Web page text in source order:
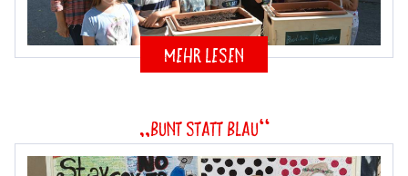
mehr lesen
„Bunt statt blau“